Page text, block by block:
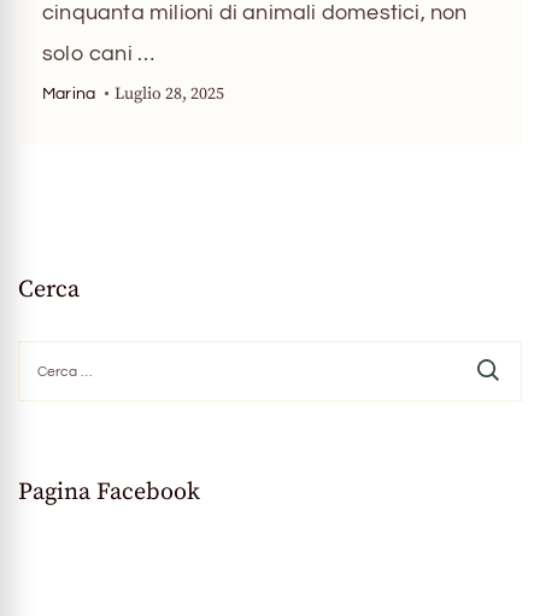
cinquanta milioni di animali domestici, non
solo cani …
Marina Luglio 28, 2025
Cerca
per:
Pagina Facebook